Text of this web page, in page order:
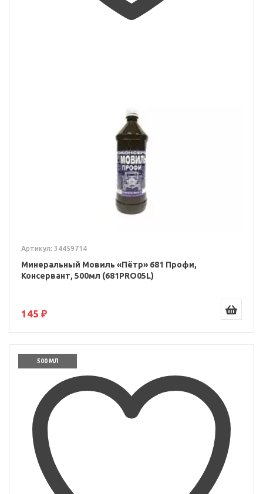
Артикул: 34459714
Минеральный Мовиль «Пётр» 681 Профи,
Консервант, 500мл (681PRO05L)
145 ₽
500 МЛ